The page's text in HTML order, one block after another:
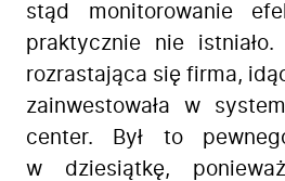
stąd monitorowanie
praktycznie nie istniało.
rozrastająca się firma,
zainwestowała w
center. Był to
w dziesiątkę,